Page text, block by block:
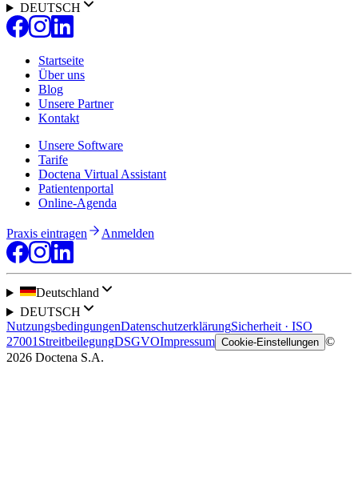
DEUTSCH
Startseite
Über uns
Blog
Unsere Partner
Kontakt
Unsere Software
Tarife
Doctena Virtual Assistant
Patientenportal
Online-Agenda
Praxis eintragen Anmelden
Deutschland
DEUTSCH
NutzungsbedingungenDatenschutzerklärungSicherheit · ISO
27001 StreitbeilegungDSGVOImpressum Cookie-Einstellungen ©
2026 Doctena S.A.